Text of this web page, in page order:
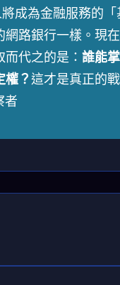
成為金融服務的「
路銀行一樣。現在
代之的是： 誰能掌
？這才是真正的戰
者